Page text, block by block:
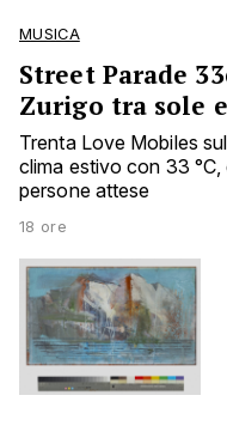
MUSICA
Street Parade
Zurigo tra sole
Trenta Love Mobiles
clima estivo con 33
persone attese
18 ore